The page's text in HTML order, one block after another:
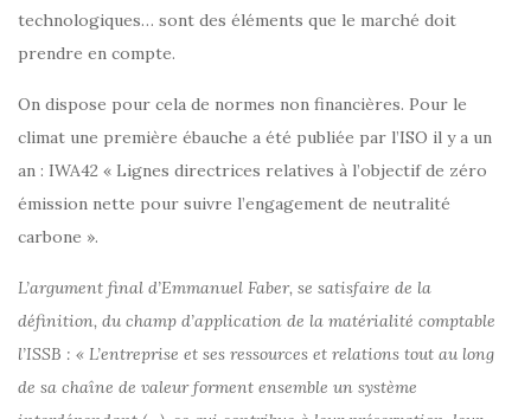
technologiques… sont des éléments que le marché doit
prendre en compte.
On dispose pour cela de normes non financières. Pour le
climat une première ébauche a été publiée par l’ISO il y a un
an : IWA42 « Lignes directrices relatives à l’objectif de zéro
émission nette pour suivre l’engagement de neutralité
carbone ».
L’argument final d’Emmanuel Faber, se satisfaire de la
définition, du champ d’application de la matérialité comptable
l’ISSB : « L’entreprise et ses ressources et relations tout au long
de sa chaîne de valeur forment ensemble un système